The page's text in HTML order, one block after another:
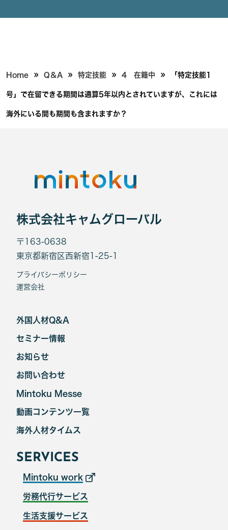
Home » Q＆A » 特定技能 » 4 在籍中 » 「特定技能1
号」で在留できる期間は通算5年以内とされていますが、これには
海外にいる間も期間も含まれますか？
株式会社キャムグローバル
〒163-0638
東京都新宿区西新宿1-25-1
プライバシーポリシー
運営会社
外国人材Q&A
セミナー情報
お知らせ
お問い合わせ
Mintoku Messe
海外人材タイムス
動画コンテンツ一覧
SERVICES
Mintoku work
労務代行サービス
生活支援サービス